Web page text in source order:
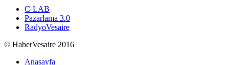
C-LAB
Pazarlama 3.0
RadyoVesaire
© HaberVesaire 2016
Anasayfa